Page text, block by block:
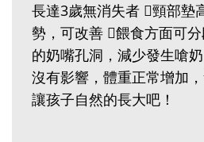
長達3歲無消失者 頸部墊
勢，可改善 餵食方面可
的奶嘴孔洞，減少發生嗆
沒有影響，體重正常增加
讓孩子自然的長大吧！